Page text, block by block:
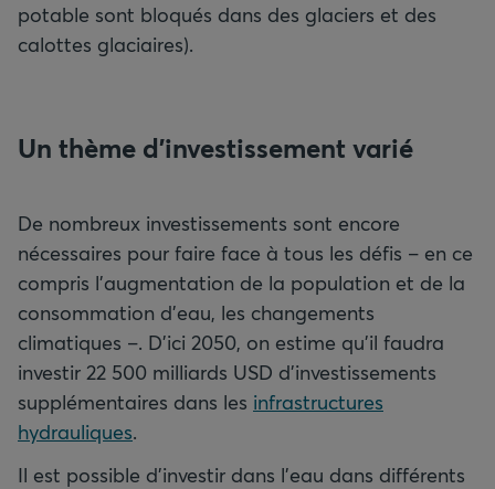
potable sont bloqués dans des glaciers et des
calottes glaciaires).
Un thème d’investissement varié
De nombreux investissements sont encore
nécessaires pour faire face à tous les défis – en ce
compris l’augmentation de la population et de la
consommation d’eau, les changements
climatiques –. D’ici 2050, on estime qu’il faudra
investir 22 500 milliards USD d’investissements
supplémentaires dans les infrastructures
hydrauliques.
Il est possible d’investir dans l’eau dans différents